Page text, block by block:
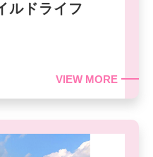
ルドライフ
VIEW MORE